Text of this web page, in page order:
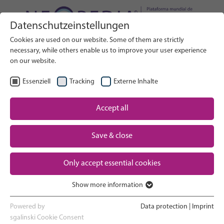
BUSCAR
ES Seleccionar idioma
Un vistazo a los cuidados neonatales
El embarazo y el parto
La experiencia en la UCIN
Volver a casa y ver crecer a tu bebé
Apoyo a los padres
Buscar en el sitio web
Inicio
Partner
Contact
Datenschutzeinstellungen
Cookies are used on our website. Some of them are strictly
necessary, while others enable us to improve your user experience
on our website.
Essenziell Tracking Externe Inhalte
Accept all
Save & close
Only accept essential cookies
Essenzielle Cookies werden für grundlegende Funktionen der
Webseite benötigt. Dadurch ist gewährleistet, dass die Webseite
Show more information
Powered by
sgalinski Cookie Consent
Data protection Imprint